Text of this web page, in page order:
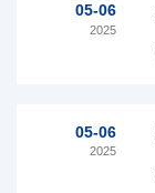
05-06
2025
05-06
2025